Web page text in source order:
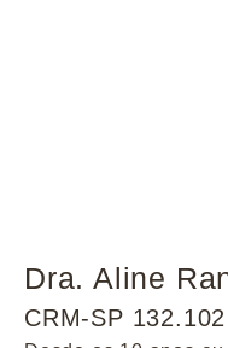
Dra. Aline
CRM-SP